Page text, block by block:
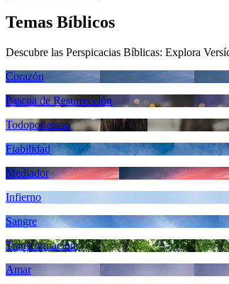
Temas Bíblicos
Descubre las Perspicacias Bíblicas: Explora
Corazón
Pascua de Resurrección
Todopoderoso
Fiabilidad
Mediador
Infierno
Sangre
Transformación
Amar